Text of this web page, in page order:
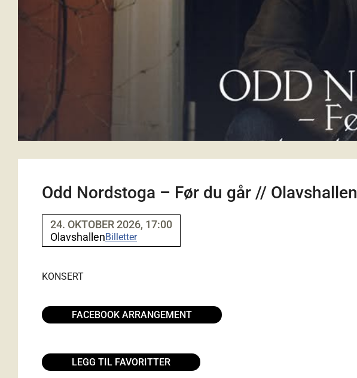
Odd Nordstoga – Før du går // Olavshallen
24. OKTOBER 2026, 17:00
OlavshallenBilletter
KONSERT
FACEBOOK ARRANGEMENT
LEGG TIL FAVORITTER